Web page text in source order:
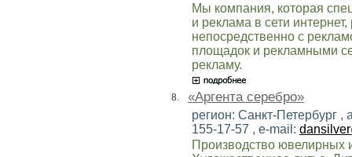
Мы компания, которая
и реклама в сети
непосредственно с
площадок и рекламными
рекламу.
8. «Аргента серебро»
регион: Санкт-Петербург
155-17-57 , e-mail:
Производство ювелирных